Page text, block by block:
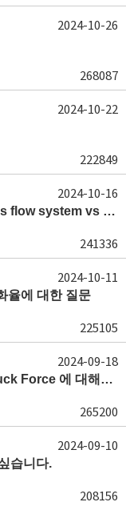
268087
2024-10-26
222849
2024-10-22
Wafer 영역별 E/R 차이에 대한 질문 [Gas flow system vs E/R]
241336
2024-10-16
율에 대한 질문
225105
2024-10-11
ESC 사용 공정에서 Dummy Wafer Chuck Force 에 대해서 궁급합니다
265200
2024-09-18
습니다.
208156
2024-09-10